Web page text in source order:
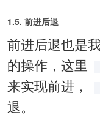
1.5. 前进后退
前进后退也是
的操作，这里
来实现前进，
退。